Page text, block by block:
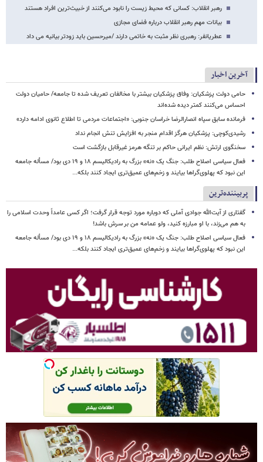
رهبر انقلاب: کسانی که محیط زیست را نابود می‌کنند از خبیث‌ترین افراد هستند
بیانات مهم رهبر انقلاب درباره فضای مجازی
عطریانفر: رهبری نظر مثبت به خاتمی دارند /میرحسین باید زودتر بیانیه می داد
آخرین اخبار
حامی دولت پزشکیان: وفاق پزشکیان بیشتر با مخالفان تعریف شده تا جامعه/ حامیان دولت
احساس می‌کنند کمتر دیده شده‌اند
فرمانده سابق سپاه انصارالرضا خراسان جنوبی: «اجتماعات مردمی تا اطلاع ثانوی ادامه دارد»
رشیدی‌کوچی: پزشکیان هرگز اقدام منجر به افزایش تنش انجام نداد
سخنگوی ارتش: نظم ایرانی حاکم بر تنگه هرمز غیرقابل بازگشت است
فعال سیاسی اصلاح طلب: جنگ یک «نه» بزرگ به رادیکالیسم ۱۸ و ۱۹ دی بود/ مسأله جامعه
این نبود که پهلوی‌گراها بیایند و زخم‌های عمیق‌تری ایجاد کنند بلکه...
پربیننده‌ترین
گفتاری از آیت‌الله جوادی آملی که دوباره مورد توجه قرار گرفت؛ اگر کسی عامداً وحدت اسلامی را
به هم می‌زند، با او مبارزه کنید، ولو عمامه من بر سرش باشد!
فعال سیاسی اصلاح طلب: جنگ یک «نه» بزرگ به رادیکالیسم ۱۸ و ۱۹ دی بود/ مسأله جامعه
این نبود که پهلوی‌گراها بیایند و زخم‌های عمیق‌تری ایجاد کنند بلکه...